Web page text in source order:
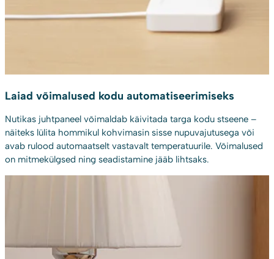
Laiad võimalused kodu automatiseerimiseks
Nutikas juhtpaneel võimaldab käivitada targa kodu stseene –
näiteks lülita hommikul kohvimasin sisse nupuvajutusega või
avab rulood automaatselt vastavalt temperatuurile. Võimalused
on mitmekülgsed ning seadistamine jääb lihtsaks.